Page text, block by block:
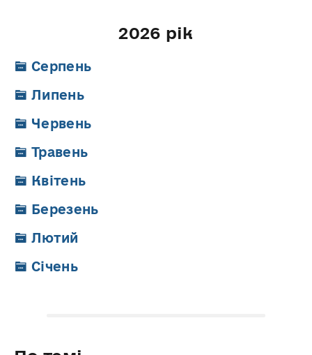
2026 рік
Серпень
Липень
Червень
Травень
Квітень
Березень
Лютий
Січень